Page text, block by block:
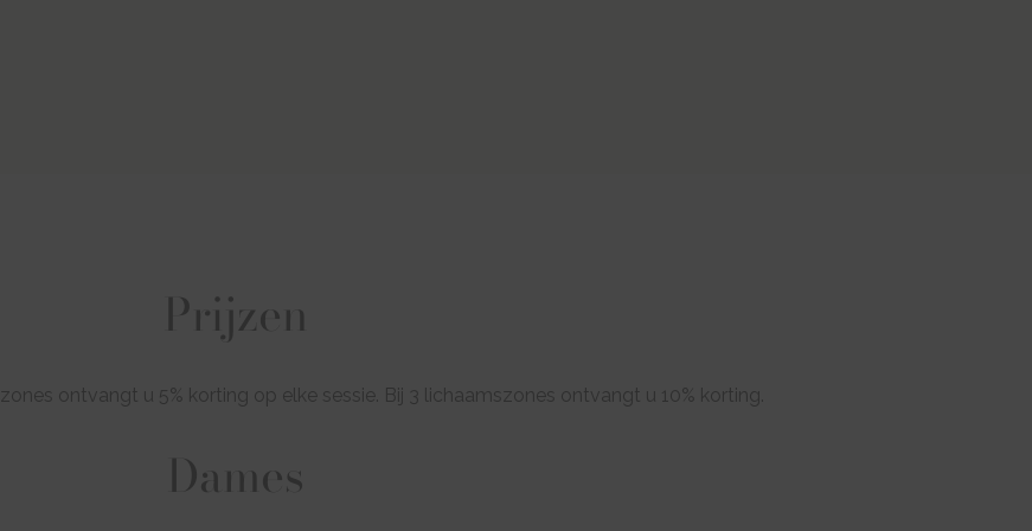
Prijzen
zones ontvangt u 5% korting op elke sessie. Bij 3 lichaamszones ontvangt u 10% korting.
Dames